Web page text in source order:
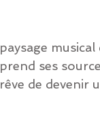
paysage musical
prend ses
rêve de devenir